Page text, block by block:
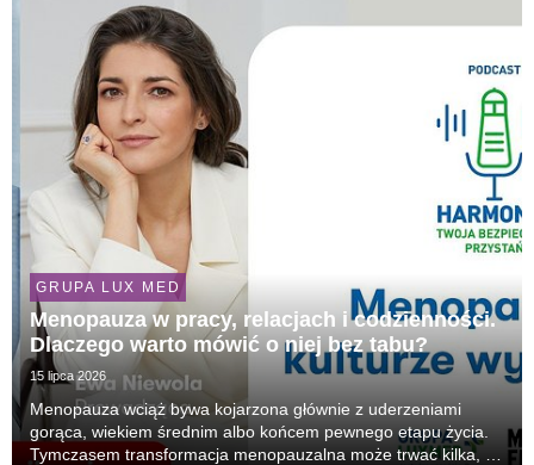
GRUPA LUX MED
Menopauza w pracy, relacjach i codzienności.
Dlaczego warto mówić o niej bez tabu?
15 lipca 2026
Menopauza wciąż bywa kojarzona głównie z uderzeniami
gorąca, wiekiem średnim albo końcem pewnego etapu życia.
Tymczasem transformacja menopauzalna może trwać kilka, a